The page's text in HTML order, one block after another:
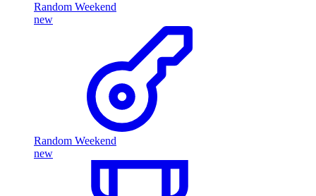
Random Weekend
new
Random Weekend
new